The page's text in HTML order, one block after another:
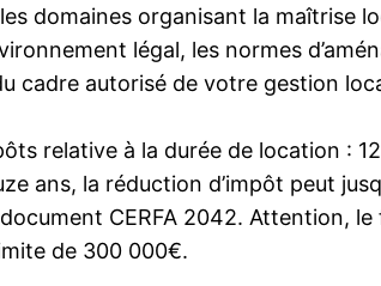
domaines organisant la maîtrise
légal, les normes
cadre autorisé de votre gestion
relative à la durée de location :
ans, la réduction d’impôt peut
CERFA 2042. Attention,
de 300 000€.